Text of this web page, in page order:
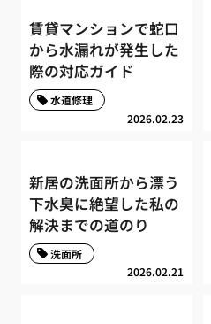
賃貸マンションで蛇口
から水漏れが発生した
際の対応ガイド
2026.02.23
水道修理
新居の洗面所から漂う
下水臭に絶望した私の
解決までの道のり
2026.02.21
洗面所